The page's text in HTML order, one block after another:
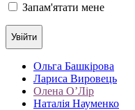
Запам'ятати мене
Ольга Башкірова
Лариса Вировець
Олена О’Лір
Наталія Науменко